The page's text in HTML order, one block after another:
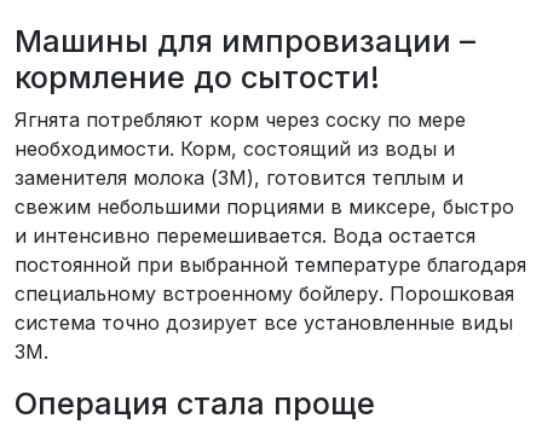
Машины для импровизации –
кормление до сытости!
Ягнята потребляют корм через соску по мере
необходимости. Корм, состоящий из воды и
заменителя молока (ЗМ), готовится теплым и
свежим небольшими порциями в миксере, быстро
и интенсивно перемешивается. Вода остается
постоянной при выбранной температуре благодаря
специальному встроенному бойлеру. Порошковая
система точно дозирует все установленные виды
ЗМ.
Операция стала проще